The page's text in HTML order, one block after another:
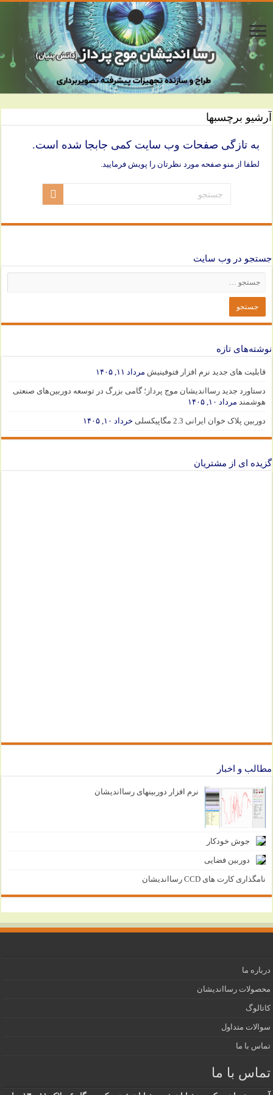
آرشیو برچسبها
به تازگی صفحات وب سایت کمی جابجا شده است.
لطفا از منو صفحه مورد نظرتان را پویش فرمایید.
جستجو در وب سایت
نوشته‌های تازه
قابلیت های جدید نرم افزار فتوفینیش مرداد ۱۱, ۱۴۰۵
دستاورد جدید رسااندیشان موج پرداز؛ گامی بزرگ در توسعه دوربین‌های صنعتی
هوشمند مرداد ۱۰, ۱۴۰۵
دوربین پلاک خوان ایرانی 2.3 مگاپیکسلی خرداد ۱۰, ۱۴۰۵
گزیده ای از مشتریان
مطالب و اخبار
نرم افزار دوربینهای رسااندیشان
جوش خودکار
دوربین فضایی
نامگذاری کارت های CCD رسااندیشان
درباره ما
محصولات رسااندیشان
کاتالوگ
سوالات متداول
تماس با ما
تماس با ما